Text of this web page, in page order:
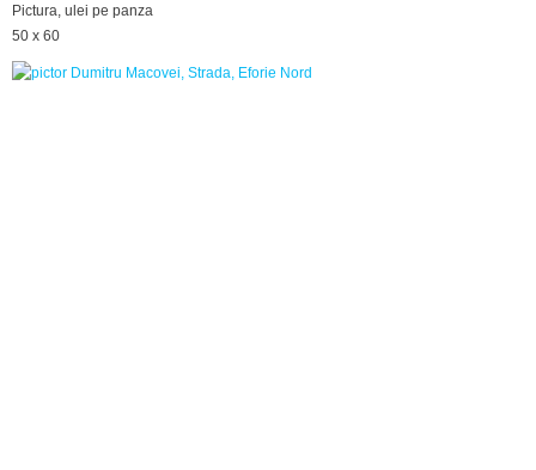
Pictura, ulei pe panza
50 x 60